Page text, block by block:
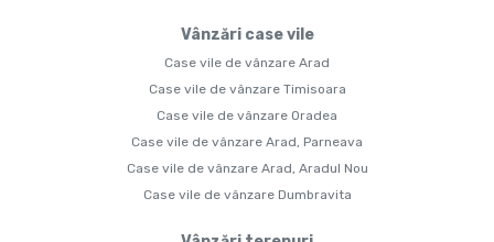
Vânzări case vile
Case vile de vânzare Arad
Case vile de vânzare Timisoara
Case vile de vânzare Oradea
Case vile de vânzare Arad, Parneava
Case vile de vânzare Arad, Aradul Nou
Case vile de vânzare Dumbravita